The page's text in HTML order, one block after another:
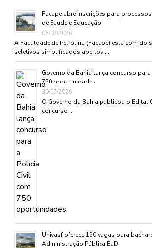
Facape abre inscrições para
de Saúde e Educação
06/08/2026
A Faculdade de Petrolina (Facape) está com
seletivos simplificados abertos …
Governo da Bahia lança concurso
750 oportunidades
30/07/2026
O Governo da Bahia publicou o Edital
concurso …
Univasf oferece 150 vagas para
Administração Pública EaD